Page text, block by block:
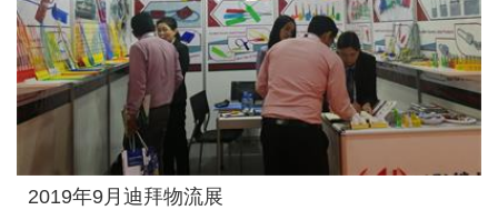
2019年9月迪拜物流展